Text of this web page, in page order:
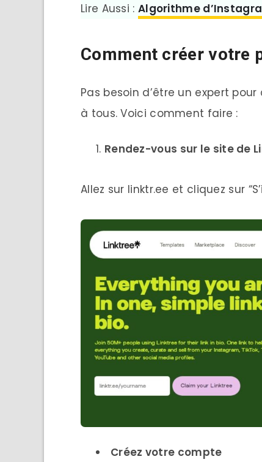
Lire Aussi : Algorithme
Comment créer votre
Pas besoin d’être un expert
à tous. Voici comment faire :
Rendez-vous sur le site de
Allez sur linktr.ee et cliquez sur
Créez votre compte